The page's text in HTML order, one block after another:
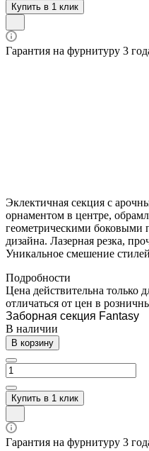
Купить в 1 клик
Гарантия на фурнитуру 3
Эклектичная секция с
орнаментом в центре,
геометрическими боковыми
дизайна. Лазерная резка,
Уникальное смешение
Подробности
Цена действительна только
отличаться от цен в
Заборная секция Fantasy
В наличии
В корзину
Купить в 1 клик
Гарантия на фурнитуру 3